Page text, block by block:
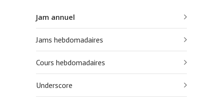
Jam annuel
Jams hebdomadaires
Cours hebdomadaires
Underscore